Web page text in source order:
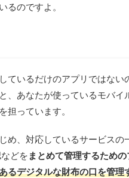
るのですよ。
ているだけのアプリではない
、あなたが使っているモバイ
を担っています。
、対応しているサービスの
どを まとめて管理するため
るデジタルな財布の口を管理